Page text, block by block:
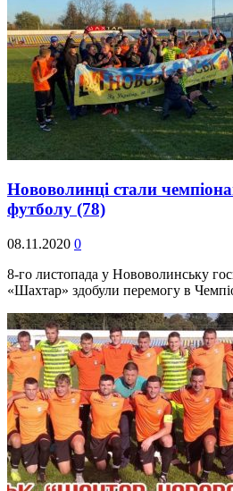
Нововолинці стали
футболу (78)
08.11.2020 0
8-го листопада у Нововолинську
«Шахтар» здобули перемогу в